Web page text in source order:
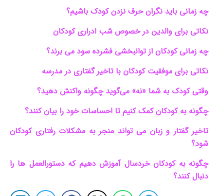
چه زمانی باید نگران حرف نزدن کودک باشیم؟
نکاتی برای والدین در خصوص شب ادراری کودکان
چه زمانی کودکان از توانبخشی فشرده سود می برند؟
نکاتی برای موفقیت کودکان با تاخیر گفتاری در مدرسه
وقتی کودک به شما «نه» می‌گوید چگونه واکنش دهید؟
چگونه به کودکان کمک کنیم تا احساسات خود را بیان کنند؟
تاخیر گفتار و زبان می تواند منجر به مشکلات رفتاری کودکان
شود؟
چگونه به کودکان خردسال آموزش دهیم که دستورالعمل ها را
دنبال کنند؟